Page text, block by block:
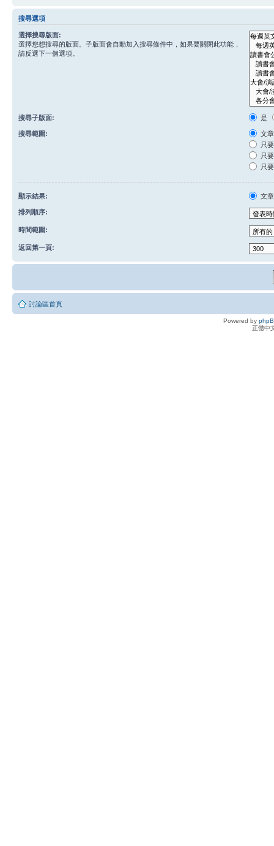
搜尋選項
選擇搜尋版面:
選擇您想搜尋的版面。子版面會自動加入搜尋條件中，如果要關閉此功能，
請反選下一個選項。
搜尋子版面: 是
搜尋範圍:
文
只
只
只
顯示結果: 文章
排列順序:
時間範圍:
返回第一頁:
討論區首頁
Powered by
正體中